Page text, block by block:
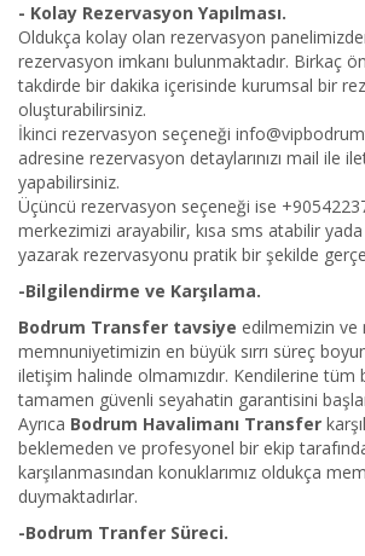
- Kolay Rezervasyon Yapılması.
Oldukça kolay olan rezervasyon
rezervasyon imkanı bulunmaktadır. Birkaç
takdirde bir dakika içerisinde kurumsal bir
oluşturabilirsiniz.
İkinci rezervasyon seçeneği
adresine rezervasyon detaylarınızı mail ile
yapabilirsiniz.
Üçüncü rezervasyon seçeneği ise
merkezimizi arayabilir, kısa sms atabilir
yazarak rezervasyonu pratik bir şekilde
-Bilgilendirme ve Karşılama.
Bodrum Transfer tavsiye edilmemizin ve
memnuniyetimizin en büyük sırrı süreç
iletişim halinde olmamızdır. Kendilerine tüm
tamamen güvenli seyahatin garantisini
Ayrıca Bodrum Havalimanı Transfer
beklemeden ve profesyonel bir ekip
karşılanmasından konuklarımız oldukça
duymaktadırlar.
-Bodrum Tranfer Süreci.